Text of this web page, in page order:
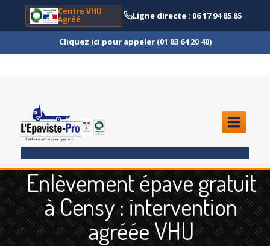
Centre VHU
Agréé
Ligne directe : 06 17 94 85 85
Cliquez ici pour appeler (01 83 64 20 40)
ENLÈVEMENTÉPAVE
Quoi?
Scooteret Moto
Enlèvement épave gratuit
à Censy : intervention
agréée VHU